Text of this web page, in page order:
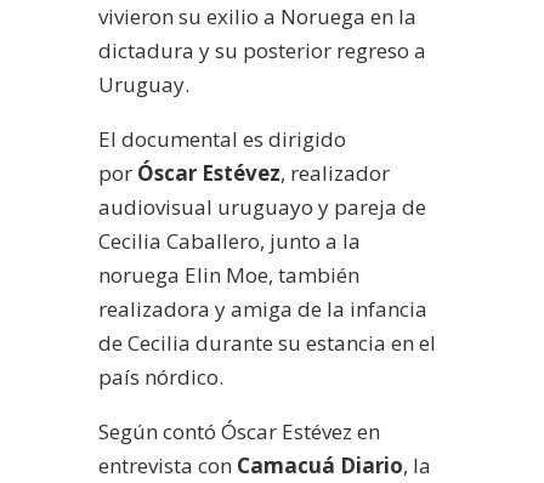
vivieron su exilio a Noruega en la
dictadura y su posterior regreso a
Uruguay.
El documental es dirigido
por Óscar Estévez, realizador
audiovisual uruguayo y pareja de
Cecilia Caballero, junto a la
noruega Elin Moe, también
realizadora y amiga de la infancia
de Cecilia durante su estancia en el
país nórdico.
Según contó Óscar Estévez en
entrevista con Camacuá Diario, la